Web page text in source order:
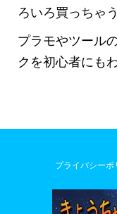
ろいろ買っちゃ
プラモやツール
クを初心者にも
プライバシーポ